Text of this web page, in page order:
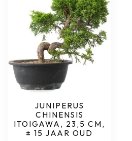
JUNIPERUS
CHINENSIS
ITOIGAWA, 23,5 CM,
± 15 JAAR OUD